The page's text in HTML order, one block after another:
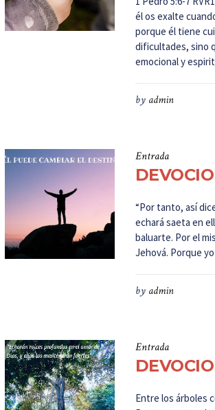
él os exalte
porque él tiene
dificultades, sino
emocional y
by admin
Entrada
“Por tanto, así
echará saeta en
baluarte. Por el
Jehová. Porque
by admin
Entrada
Entre los árboles